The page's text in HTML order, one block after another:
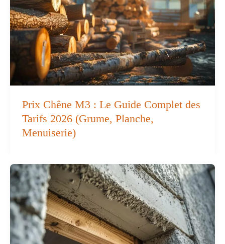
Prix Chêne M3 : Le Guide Complet des
Tarifs 2026 (Grume, Planche,
Menuiserie)